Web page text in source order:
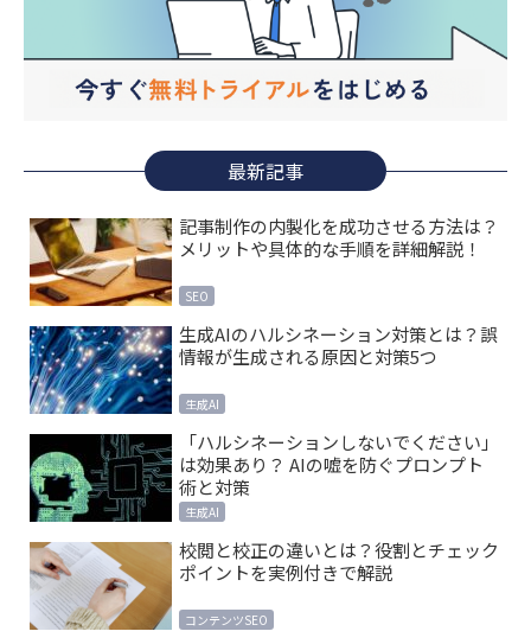
最新記事
記事制作の内製化を成功させる方法は？
メリットや具体的な手順を詳細解説！
SEO
生成AIのハルシネーション対策とは？誤
情報が生成される原因と対策5つ
生成AI
「ハルシネーションしないでください」
は効果あり？ AIの嘘を防ぐプロンプト
術と対策
生成AI
校閲と校正の違いとは？役割とチェック
ポイントを実例付きで解説
コンテンツSEO